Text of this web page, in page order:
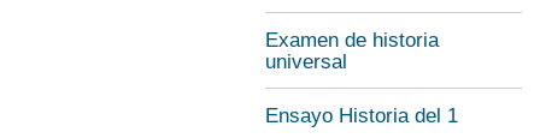
Examen de historia
universal
Ensayo Historia del 1